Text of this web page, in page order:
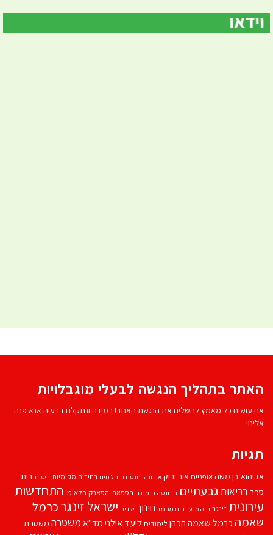
האתר בתהליך הנגשה לבעלי מוגבלויות
אנו עושים כל מאמץ להשלים את הנגשת האתר! במידה ונתקלת בבעיה אנא פנה
אלינו!
תגיות
אביהוא בן משהאופניים אור ירוק ארנונה בורסת היהלומים בחירות מקומיות ביטוח בית
ספרבריאותגבעתיים הבורסה ברמת גן הספארי הפארק הלאומי התחדשות
עירונית זינגר חיה מנע חיות מחמד חינוך ילדים ישראל זינגרכרמל
שאמה כרמל שאמה הכהן לימודים ליעד אילנימד''אמשטרה משטרת